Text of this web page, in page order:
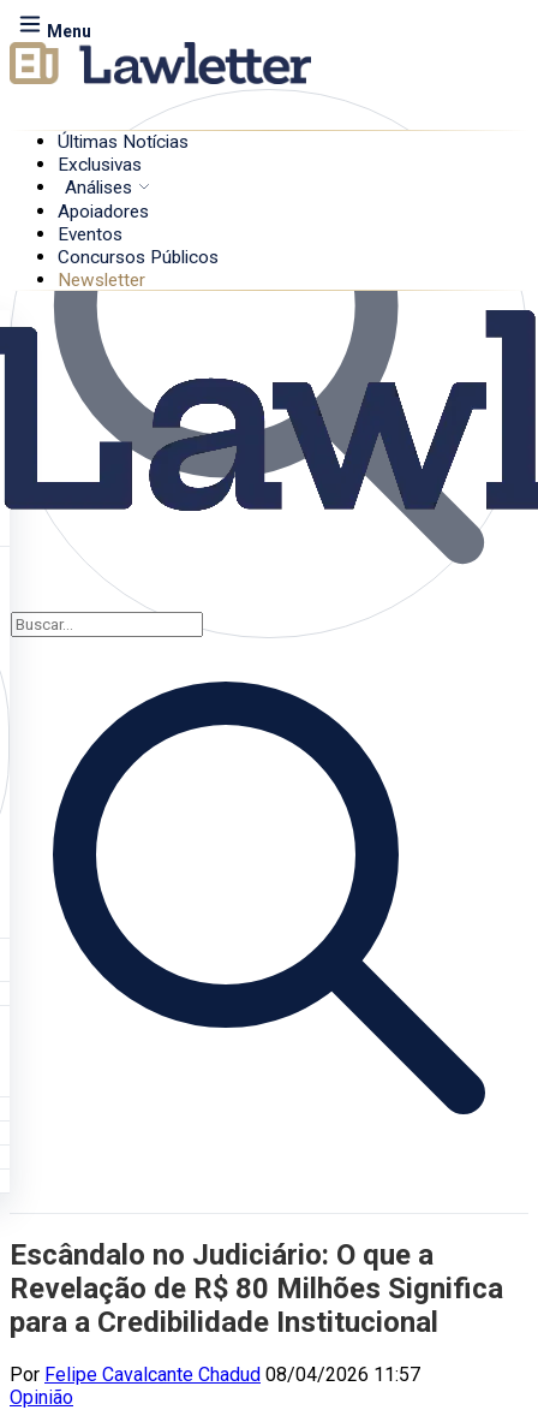
Menu
Últimas Notícias
Exclusivas
Análises
Apoiadores
Eventos
Concursos Públicos
Newsletter
Escândalo no Judiciário: O que a
Revelação de R$ 80 Milhões Significa
para a Credibilidade Institucional
Por Felipe Cavalcante Chadud 08/04/2026 11:57
Opinião